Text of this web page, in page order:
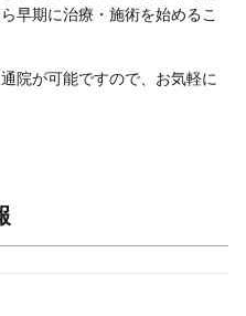
早期に治療・施術を始めるこ
院が可能ですので、お気軽に